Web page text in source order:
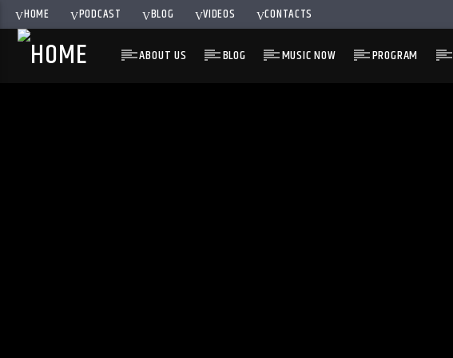
HOME PODCAST BLOG VIDEOS CONTACTS
ABOUT US BLOG MUSIC NOW PROGRAM